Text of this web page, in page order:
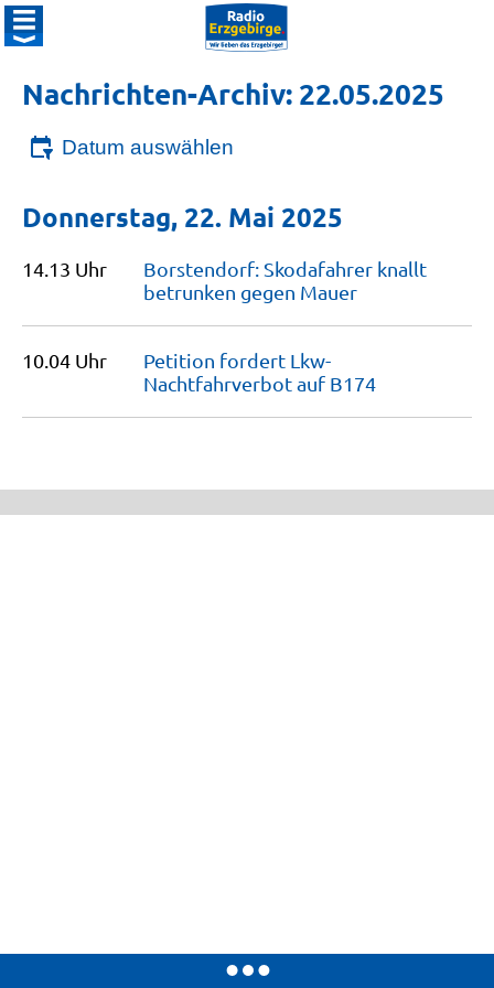
Nachrichten-Archiv: 22.05.2025
Datum auswählen
Donnerstag, 22. Mai 2025
14.13 Uhr
Borstendorf: Skodafahrer knallt
betrunken gegen Mauer
10.04 Uhr
Petition fordert Lkw-
Nachtfahrverbot auf B174